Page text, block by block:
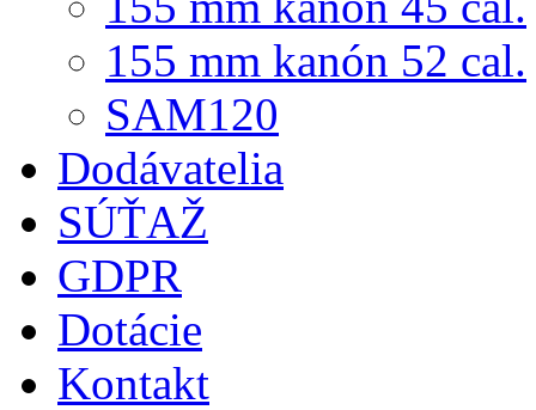
155 mm kanón 52 cal.
SAM120
Dodávatelia
SÚŤAŽ
GDPR
Dotácie
Kontakt